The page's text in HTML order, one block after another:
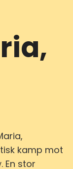
kamp mot
En stor